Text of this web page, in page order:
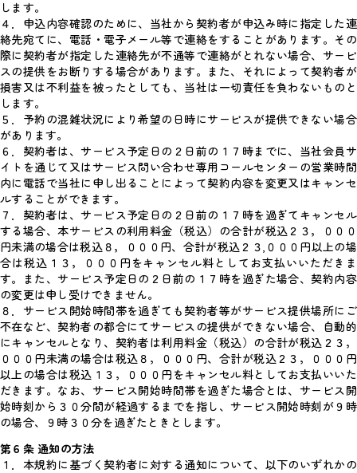
します。
４．申込内容確認のために、当社から契約者が申込み時に指定した連
絡先宛てに、電話・電子メール等で連絡をすることがあります。その
際に契約者が指定した連絡先が不通等で連絡がとれない場合、サービ
スの提供をお断りする場合があります。また、それによって契約者が
損害又は不利益を被ったとしても、当社は一切責任を負わないものと
します。
５．予約の混雑状況により希望の日時にサービスが提供できない場合
があります。
６．契約者は、サービス予定日の２日前の１７時までに、当社会員サ
イトを通じて又はサービス問い合わせ専用コールセンターの営業時間
内に電話で当社に申し出ることによって契約内容を変更又はキャンセ
ルすることができます。
７．契約者は、サービス予定日の２日前の１７時を過ぎてキャンセル
する場合、本サービスの利用料金（税込）の合計が税込２３，０００
円未満の場合は税込８，０００円、合計が税込２３,０００円以上の場
合は税込１３，０００円をキャンセル料としてお支払いいただきま
す。また、サービス予定日の２日前の１７時を過ぎた場合、契約内容
の変更は申し受けできません。
８．サービス開始時間帯を過ぎても契約者等がサービス提供場所にご
不在など、契約者の都合にてサービスの提供ができない場合、自動的
にキャンセルとなり、契約者は利用料金（税込）の合計が税込２３，
０００円未満の場合は税込８，０００円、合計が税込２３，０００円
以上の場合は税込１３，０００円をキャンセル料としてお支払いいた
だきます。なお、サービス開始時間帯を過ぎた場合とは、サービス開
始時刻から３０分間が経過するまでを指し、サービス開始時刻が９時
の場合、９時３０分を過ぎたときとします。
第６条 通知の方法
１．本規約に基づく契約者に対する通知について、以下のいずれかの